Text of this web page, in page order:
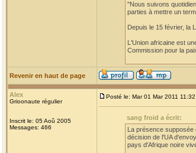
"Nous suivons
parties à mettre un
Depuis le 15 février, la
L'Union africaine est
Commission pour la
Revenir en haut de page
Alex
Grioonaute régulier
Inscrit le: 05 Aoû 2005
Messages: 466
Posté le: Mar 01 Mar 2011 11:32
sang froid a écrit:
La présence supposée
décision de l'UA
pays d'Afrique noire